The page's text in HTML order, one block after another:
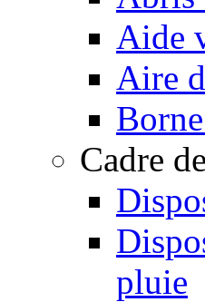
Aide
Aire
Cadre
pluie